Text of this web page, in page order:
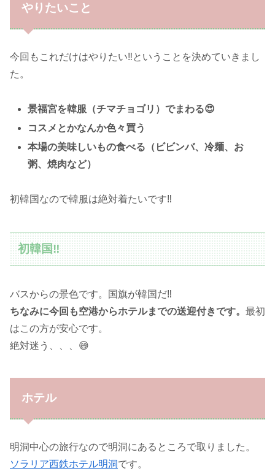
やりたいこと
今回もこれだけはやりたい‼️ということを決めていきまし
た。
景福宮を韓服（チマチョゴリ）でまわる😍
コスメとかなんか色々買う
本場の美味しいもの食べる（ビビンバ、冷麺、お
粥、焼肉など）
初韓国なので韓服は絶対着たいです‼️
初韓国‼️
バスからの景色です。国旗が韓国だ‼️
ちなみに今回も空港からホテルまでの送迎付きです。 最初
はこの方が安心です。
絶対迷う、、、😅
ホテル
明洞中心の旅行なので明洞にあるところで取りました。
ソラリア西鉄ホテル明洞です。